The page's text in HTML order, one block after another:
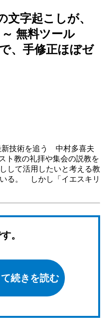
文字起こしが、
無料ツール
、手修正ほぼゼ
技術を追う 中村多喜夫
ト教の礼拝や集会の説教を
して活用したいと考える教
る。 しかし「イエスキリ
。
続きを読む